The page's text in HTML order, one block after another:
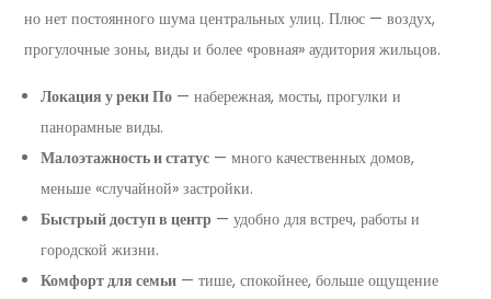
но нет постоянного шума центральных улиц. Плюс — воздух,
прогулочные зоны, виды и более «ровная» аудитория жильцов.
Локация у реки По — набережная, мосты, прогулки и
панорамные виды.
Малоэтажность и статус — много качественных домов,
меньше «случайной» застройки.
Быстрый доступ в центр — удобно для встреч, работы и
городской жизни.
Комфорт для семьи — тише, спокойнее, больше ощущение